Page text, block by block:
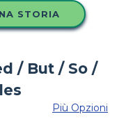
STORIA
Più Opzioni